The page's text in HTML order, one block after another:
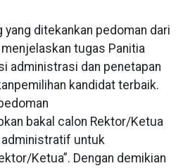
yang ditekankan pedoman dari
tugas Panitia
administrasi dan penetapan
kandidat terbaik.
bakal calon Rektor/Ketua
untuk
Ketua”. Dengan demikian